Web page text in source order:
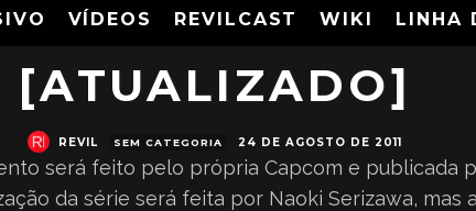
VÍDEOS REVILCAST WIKI LINHA
GANHA
[ATUALIZADO]
REVIL SEM CATEGORIA 24 DE AGOSTO DE 2011
será feito pelo própria Capcom e publicada
da série será feita por Naoki Serizawa, mas